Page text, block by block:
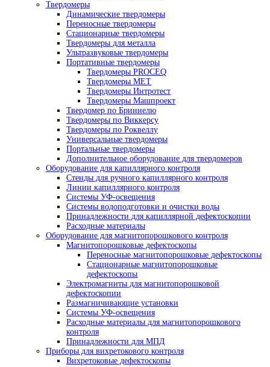
Принадлежности для радиографического
Денситометры
Фотофонари
Маркировочные знаки
Эталоны чувствительности
Универсальные шаблоны радиографа
Кассеты для рентгеновской пленки
Пояса для кассет панорамного и
просвечивания труб
Пояса мерительные
Термопояс защитный
Термочехол защитный
Знаки радиационной опасности
Трафарет для расшифровки
снимков
Магнитные держатели
Промышленные маркеры
Резаки для рентгеновской пленки
Бумага светонепроницаемая
Проявочные машины для рентгеновской
Проявочные машины
Сушильные машины
Дополнительное оборудование
Аксессуары для проявочных машин
Дозиметры рентгеновские
Твердомеры
Динамические твердомеры
Переносные твердомеры
Стационарные твердомеры
Твердомеры для металла
Ультразвуковые твердомеры
Портативные твердомеры